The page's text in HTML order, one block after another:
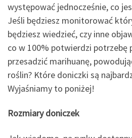
występować jednocześnie, co
Jeśli będziesz monitorować
będziesz wiedzieć, czy inne
co w 100% potwierdzi potrzebę
przesadzić marihuanę,
roślin? Które doniczki są
Wyjaśniamy to poniżej!
Rozmiary doniczek